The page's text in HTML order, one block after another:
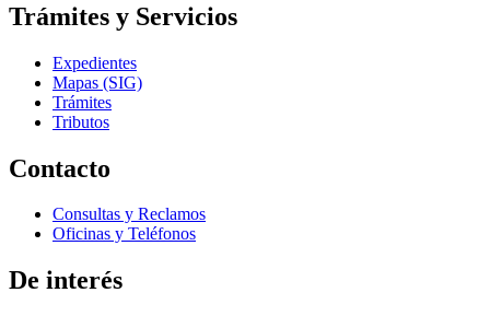
Trámites y Servicios
Expedientes
Mapas (SIG)
Trámites
Tributos
Contacto
Consultas y Reclamos
Oficinas y Teléfonos
De interés